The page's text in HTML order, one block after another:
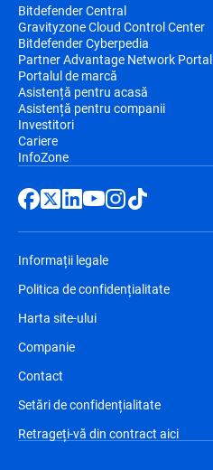
Bitdefender Central
Gravityzone Cloud Control Center
Bitdefender Cyberpedia
Partner Advantage Network Portal
Portalul de marcă
Asistență pentru acasă
Asistență pentru companii
Investitori
Cariere
InfoZone
Informații legale
Politica de confidențialitate
Harta site-ului
Companie
Contact
Setări de confidențialitate
Retrageți-vă din contract aici